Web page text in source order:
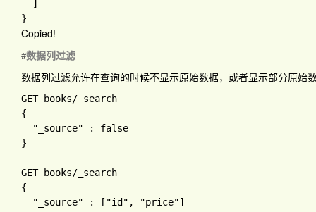
Copied!
#数据列过滤
数据列过滤允许在查询的时候不显示原始数据，或者显示部分原始
GET books
{
"_source"
:
}
GET books
{
"_source"
: [ "id" , "price"